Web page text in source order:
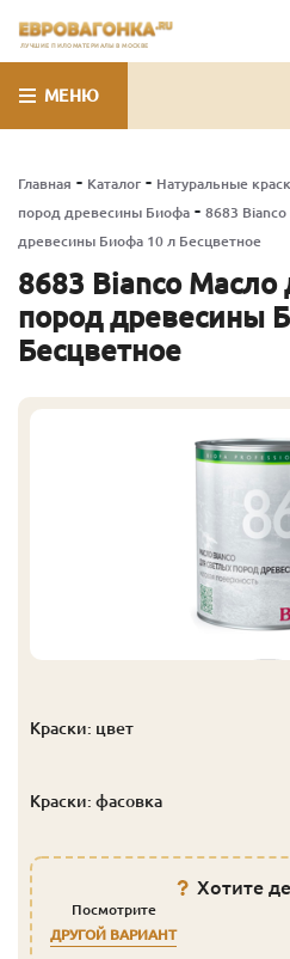
ЛУЧШИЕ ПИЛОМАТЕРИАЛЫ В МОСКВЕ
МЕНЮ
Главная - Каталог - Натуральные
пород древесины Биофа - 8683
древесины Биофа 10 л Бесцветное
8683 Bianco Масло
пород древесины
Бесцветное
Краски: цвет
Краски: фасовка
Хотите
Посмотрите
ДРУГОЙ ВАРИАНТ